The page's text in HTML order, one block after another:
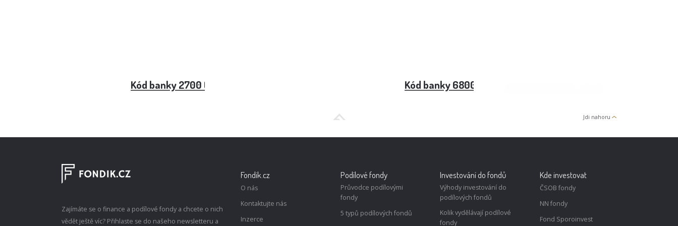
Kód banky 2700 (UniCredit Bank) Kód banky 6800 – Sberbank CZ
Jdi nahoru
Zajímáte se o finance a podílové fondy a chcete o nich
vědět ještě víc? Přihlaste se do našeho newsletteru a
Fondik.cz Podílové fondy Investování do fondů Kde investovat
O nás
Kontaktujte nás
Inzerce
Průvodce podílovými
fondy
5 typů podílových fondů
Výhody investování do
podílových fondů
Kolik vydělávají podílové
fondy
ČSOB fondy
NN fondy
Fond Sporoinvest